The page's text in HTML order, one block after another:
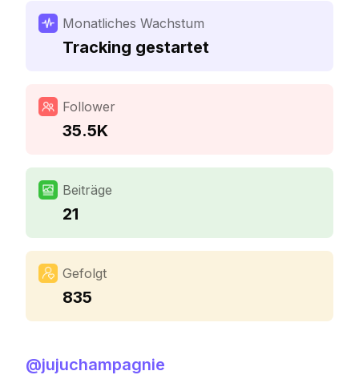
Monatliches Wachstum
Tracking gestartet
Follower
35.5K
Beiträge
21
Gefolgt
835
@jujuchampagnie